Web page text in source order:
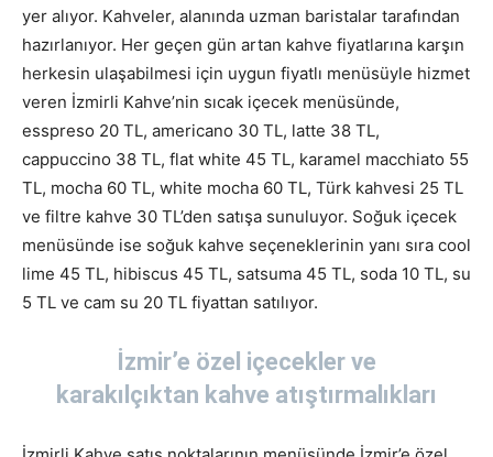
yer alıyor. Kahveler, alanında uzman baristalar tarafından
hazırlanıyor. Her geçen gün artan kahve fiyatlarına karşın
herkesin ulaşabilmesi için uygun fiyatlı menüsüyle hizmet
veren İzmirli Kahve’nin sıcak içecek menüsünde,
esspreso 20 TL, americano 30 TL, latte 38 TL,
cappuccino 38 TL, flat white 45 TL, karamel macchiato 55
TL, mocha 60 TL, white mocha 60 TL, Türk kahvesi 25 TL
ve filtre kahve 30 TL’den satışa sunuluyor. Soğuk içecek
menüsünde ise soğuk kahve seçeneklerinin yanı sıra cool
lime 45 TL, hibiscus 45 TL, satsuma 45 TL, soda 10 TL, su
5 TL ve cam su 20 TL fiyattan satılıyor.
İzmir’e özel içecekler ve
karakılçıktan kahve atıştırmalıkları